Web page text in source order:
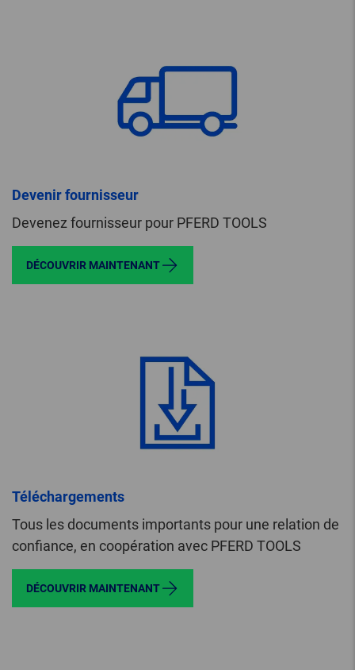
Devenir fournisseur
Devenez fournisseur pour PFERD TOOLS
DÉCOUVRIR MAINTENANT
Téléchargements
Tous les documents importants pour une relation de
confiance, en coopération avec PFERD TOOLS
DÉCOUVRIR MAINTENANT